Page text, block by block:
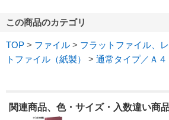
この商品のカテゴリ
TOP > ファイル > フラットファイル、
トファイル（紙製）
> 通常タイプ／Ａ４
関連商品、色・サイズ・入数違い商